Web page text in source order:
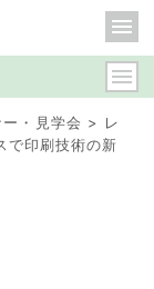
ー・見学会
レ
で印刷技術の新